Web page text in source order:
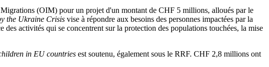
(OIM) pour un projet d'un montant de CHF 5 millions, alloués par le
the Ukraine Crisis vise à répondre aux besoins des personnes impactées par la
activités qui se concentrent sur la protection des populations touchées, la mise
in EU countries est soutenu, également sous le RRF. CHF 2,8 millions ont